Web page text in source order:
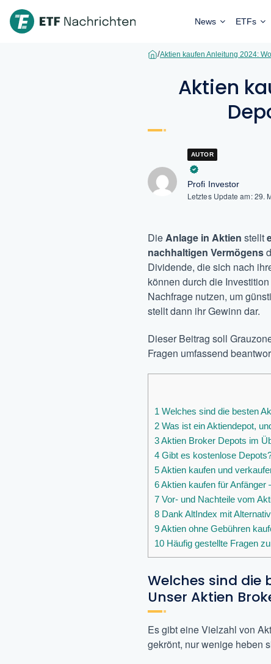
News ETFs
/Aktien kaufen Anleitung 2024:
Aktien
AUTOR
Profi Investor
Letztes Update am:29.
DieAnlage in Aktien stellt
nachhaltigen Vermögens
Dividende, die sich nach
können durch die
Nachfrage nutzen, um
stellt dann ihr Gewinn dar.
Dieser Beitrag soll
Fragen umfassend
1 Welches sind die besten
2 Was ist ein Aktiendepot,
3Aktien Broker Depots im
4 Gibt es kostenlose
5Aktien kaufen und
6Aktien kaufen für Anfänger
7 Vor- und Nachteile vom
8 Dank AltIndex mit
9Aktien ohne Gebühren
10 Häufig gestellte Fragen
Welches sind die
Unser Aktien
Es gibt eine Vielzahl von
gekrönt, nur wenige heben